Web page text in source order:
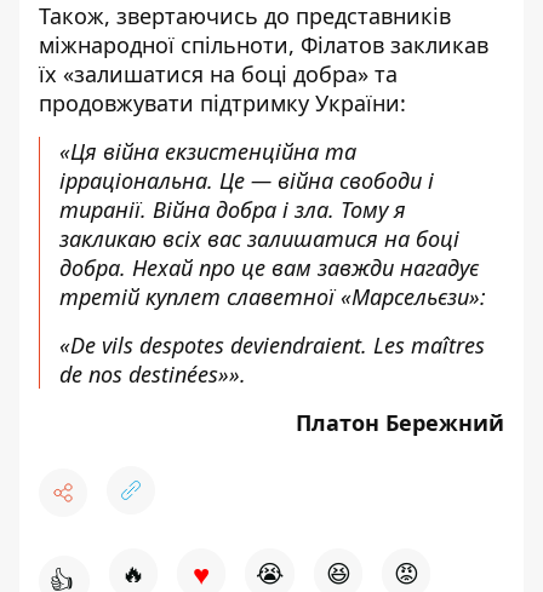
Також, звертаючись до представників
міжнародної спільноти, Філатов закликав
їх «залишатися на боці добра» та
продовжувати підтримку України:
«Ця війна екзистенційна та
ірраціональна. Це — війна свободи і
тиранії. Війна добра і зла. Тому я
закликаю всіх вас залишатися на боці
добра. Нехай про це вам завжди нагадує
третій куплет славетної «Марсельєзи»:
«De vils despotes deviendraient. Les maîtres
de nos destinées»».
Платон Бережний
👍 🔥 ♥ 😭 😆 😡